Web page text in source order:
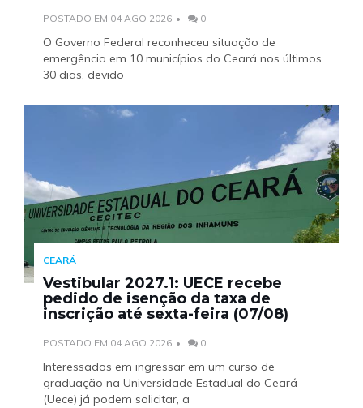
POSTADO EM 04 AGO 2026 0
O Governo Federal reconheceu situação de
emergência em 10 municípios do Ceará nos últimos
30 dias, devido
CEARÁ
Vestibular 2027.1: UECE recebe
pedido de isenção da taxa de
inscrição até sexta-feira (07/08)
POSTADO EM 04 AGO 2026 0
Interessados em ingressar em um curso de
graduação na Universidade Estadual do Ceará
(Uece) já podem solicitar, a